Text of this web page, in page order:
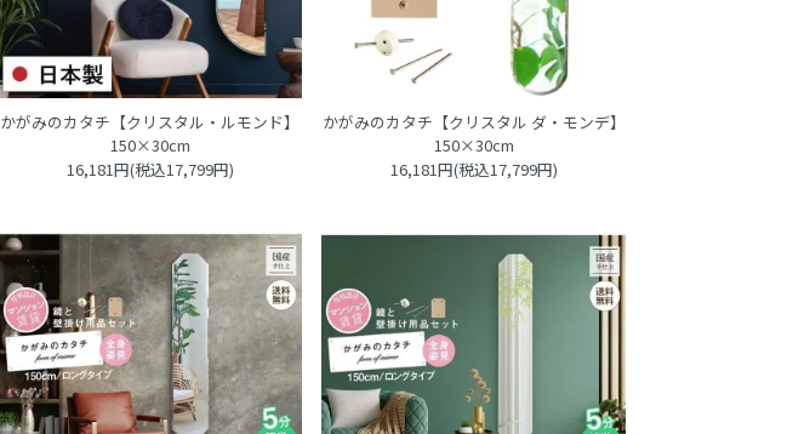
かがみのカタチ【クリスタル・ルモンド】
150×30cm
16,181円(税込17,799円)
かがみのカタチ【クリスタル ダ・モンデ】
150×30cm
16,181円(税込17,799円)